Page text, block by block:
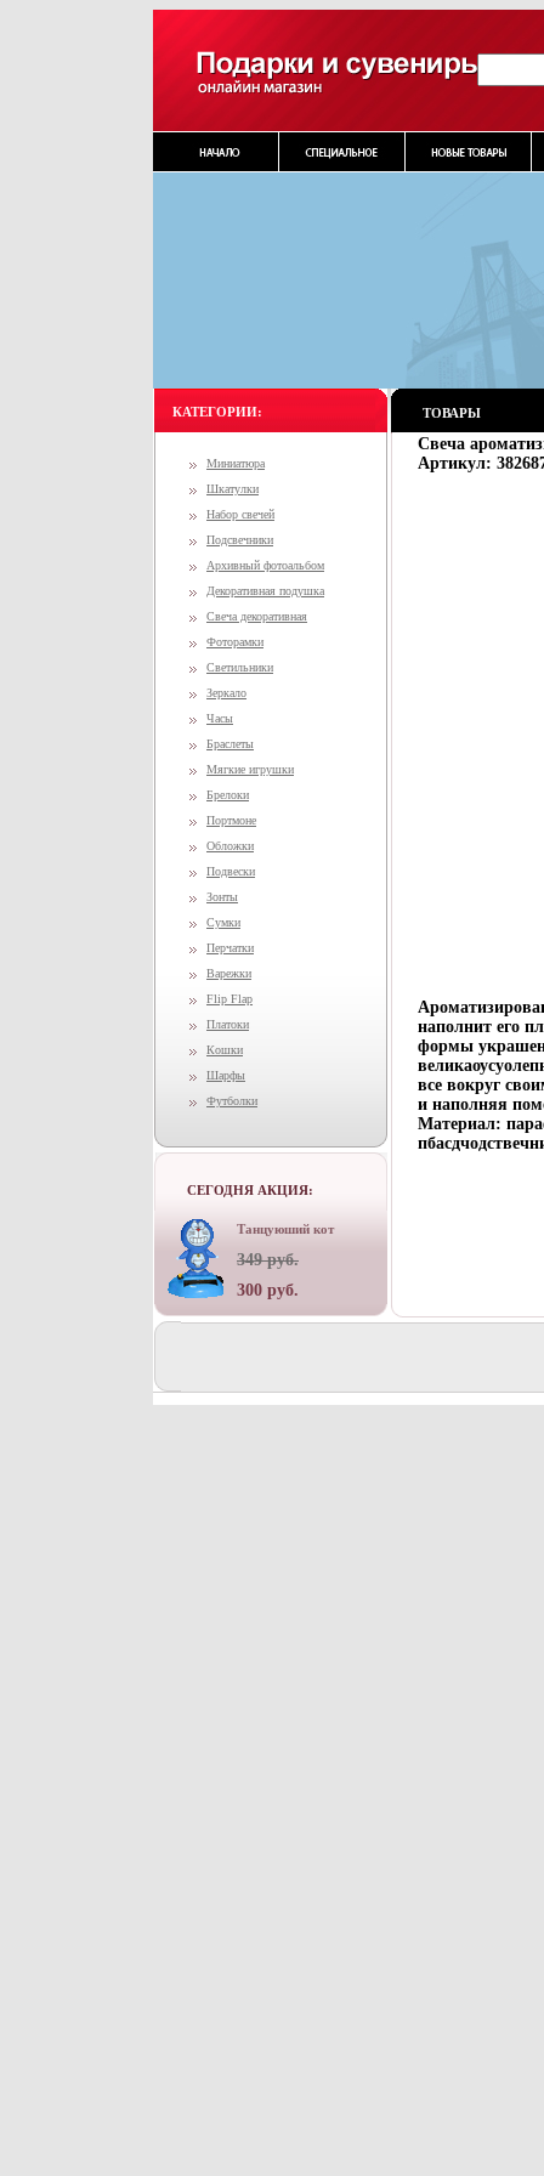
КАТЕГОРИИ:
Миниатюра
Шкатулки
Набор свечей
Подсвечники
Архивный фотоальбом
Декоративная подушка
Свеча декоративная
Фоторамки
Светильники
Зеркало
Часы
Браслеты
Мягкие игрушки
Брелоки
Портмоне
Обложки
Подвески
Зонты
Сумки
Перчатки
Варежки
Flip Flap
Платоки
Кошки
Шарфы
Футболки
СЕГОДНЯ АКЦИЯ:
Танцуюший кот
349 руб.
300 руб.
ТОВАРЫ
Свеча
Артикул:
наполнит его
формы украшен
все вокруг
и наполняя
Материал: